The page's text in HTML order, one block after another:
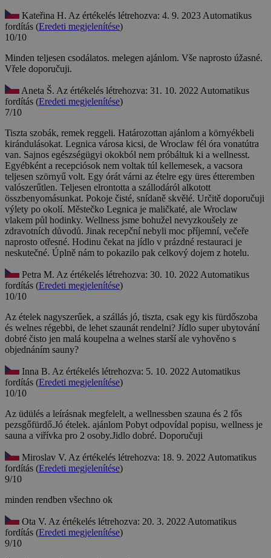
Kateřina H. Az értékelés létrehozva: 4. 9. 2023Automatikus
fordítás (Eredeti megjelenítése)
10/10
Minden teljesen csodálatos. melegen ajánlom. Vše naprosto úžasné.
Vřele doporučuji.
Aneta Š. Az értékelés létrehozva: 31. 10. 2022 Automatikus
fordítás (Eredeti megjelenítése)
7/10
Tiszta szobák, remek reggeli. Határozottan ajánlom a környékbeli
kirándulásokat. Legnica városa kicsi, de Wroclaw fél óra vonatútra
van. Sajnos egészségügyi okokból nem próbáltuk ki a wellnesst.
Egyébként a recepciósok nem voltak túl kellemesek, a vacsora
teljesen szörnyű volt. Egy órát várni az ételre egy üres étteremben
valószerűtlen. Teljesen elrontotta a szállodáról alkotott
összbenyomásunkat. Pokoje čisté, snídaně skvělé. Určitě doporučuji
výlety po okolí. Městečko Legnica je maličkaté, ale Wroclaw
vlakem půl hodinky. Wellness jsme bohužel nevyzkoušely ze
zdravotních důvodů. Jinak recepční nebyli moc příjemní, večeře
naprosto otřesné. Hodinu čekat na jídlo v prázdné restauraci je
neskutečné. Úplně nám to pokazilo pak celkový dojem z hotelu.
Petra M. Az értékelés létrehozva: 30. 10. 2022 Automatikus
fordítás (Eredeti megjelenítése)
10/10
Az ételek nagyszerűek, a szállás jó, tiszta, csak egy kis fürdőszoba
és welnes régebbi, de lehet szaunát rendelni? Jídlo super ubytování
dobré čisto jen malá koupelna a welnes starší ale vyhověno s
objednáním sauny?
Inna B. Az értékelés létrehozva: 5. 10. 2022 Automatikus
fordítás (Eredeti megjelenítése)
10/10
Az üdülés a leírásnak megfelelt, a wellnessben szauna és 2 fős
pezsgőfürdő.Jó ételek. ajánlom Pobyt odpovídal popisu, wellness je
sauna a viřívka pro 2 osoby.Jidlo dobré. Doporučuji
Miroslav V. Az értékelés létrehozva: 18. 9. 2022 Automatikus
fordítás (Eredeti megjelenítése)
9/10
minden rendben všechno ok
Ota V. Az értékelés létrehozva: 20. 3. 2022 Automatikus
fordítás (Eredeti megjelenítése)
9/10